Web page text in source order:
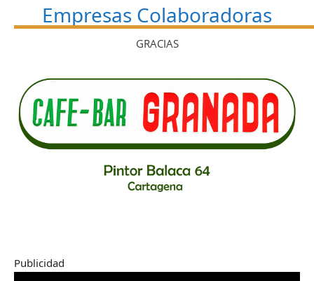
Empresas Colaboradoras
GRACIAS
Publicidad